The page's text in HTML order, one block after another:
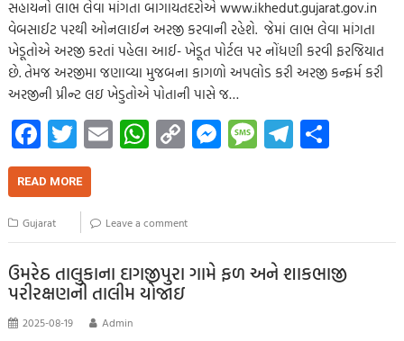
સહાયનો લાભ લેવા માંગતા બાગાયતદરોએ www.ikhedut.gujarat.gov.in
વેબસાઈટ પરથી ઓનલાઈન અરજી કરવાની રહેશે. જેમાં લાભ લેવા માંગતા
ખેડૂતોએ અરજી કરતાં પહેલા આઈ- ખેડૂત પોર્ટલ પર નોંધણી કરવી ફરજિયાત
છે. તેમજ અરજીમા જણાવ્યા મુજબના કાગળો અપલોડ કરી અરજી કન્ફર્મ કરી
અરજીની પ્રીન્ટ લઇ ખેડુતોએ પોતાની પાસે જ…
Fa
ce
b
o
o
k
T
wi
tt
er
E
m
W
h
s
A
p
p
C
o
y
Li
nk
M
es
g
er
M
es
e
Te
le
m
READ MORE
Gujarat Leave a comment
ઉમરેઠ તાલુકાના દાગજીપુરા ગામે ફળ અને શાકભાજી
પરીરક્ષણની તાલીમ યોજાઇ
2025-08-19 Admin